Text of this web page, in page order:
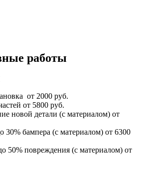
работы
от 2000 руб.
от 5800 руб.
новой детали (с материалом) от
30% бампера (с материалом) от 6300
50% повреждения (с материалом) от